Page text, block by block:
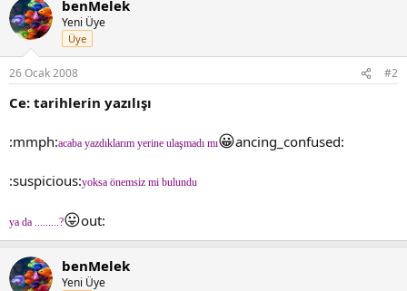
benMelek
Yeni Üye
Üye
26 Ocak 2008 #2
Ce: tarihlerin yazılışı
:mmph:acaba yazdıklarım yerine ulaşmadı mı😀ancing_confused:
:suspicious:yoksa önemsiz mi bulundu
ya da .........?😛out:
benMelek
Yeni Üye